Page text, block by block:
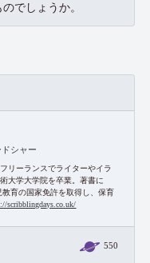
でしょうか。
シャー
リーランスでライターやイラ
大学大学院を卒業。著書に
教育の国家免許を取得し、保育
scribblingdays.co.uk/
550